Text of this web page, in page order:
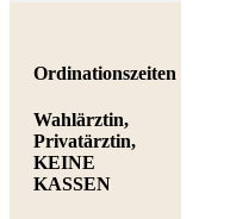
Ordinationszeiten
Wahlärztin,
Privatärztin,
KEINE
KASSEN